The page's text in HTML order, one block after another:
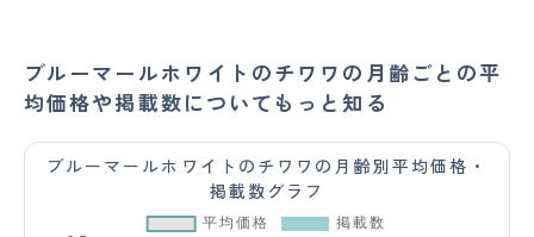
ブルーマールホワイトのチワワの月齢ごとの平
均価格や掲載数についてもっと知る
ブルーマールホワイトのチワワの月齢別平均価格・
掲載数グラフ